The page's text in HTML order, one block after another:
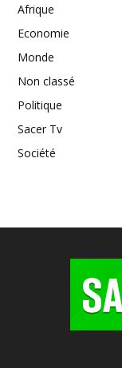
Afrique
Economie
Monde
Non classé
Politique
Sacer Tv
Société